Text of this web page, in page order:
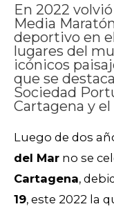
En 2022
Media
deportivo en
lugares del
icónicos
que se
Sociedad
Cartagena y
Luego de dos
del Mar no se
Cartagena,
19, este 2022 la